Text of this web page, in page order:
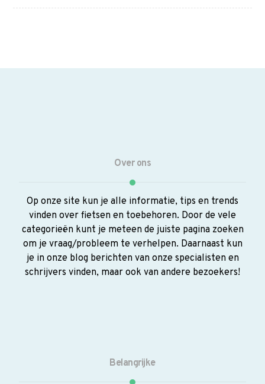
Over ons
Op onze site kun je alle informatie, tips en trends
vinden over fietsen en toebehoren. Door de vele
categorieën kunt je meteen de juiste pagina zoeken
om je vraag/probleem te verhelpen. Daarnaast kun
je in onze blog berichten van onze specialisten en
schrijvers vinden, maar ook van andere bezoekers!
Belangrijke